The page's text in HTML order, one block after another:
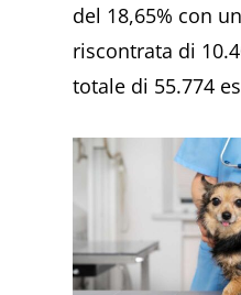
del 18,65% con
riscontrata di
totale di 55.774